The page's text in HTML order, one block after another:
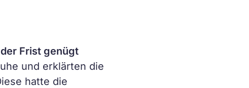
Frist genügt
und erklärten die
hatte die